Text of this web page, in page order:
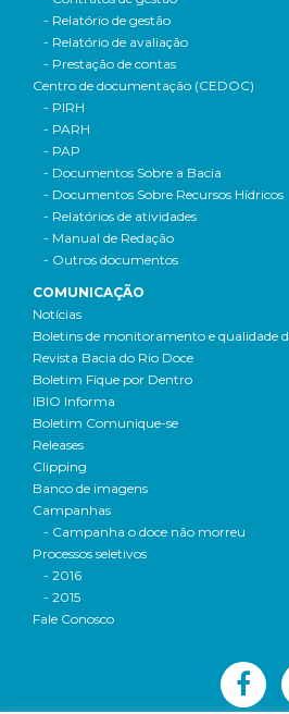
- Relatório de gestão
- Relatório de avaliação
- Prestação de contas
Centro de documentação (CEDOC)
- PIRH
- PARH
- PAP
- Documentos Sobre a Bacia
- Documentos Sobre Recursos Hídricos
- Relatórios de atividades
- Manual de Redação
- Outros documentos
COMUNICAÇÃO
Notícias
Boletins de monitoramento e qualidade
Revista Bacia do Rio Doce
Boletim Fique por Dentro
IBIO Informa
Boletim Comunique-se
Releases
Clipping
Banco de imagens
Campanhas
- Campanha o doce não morreu
Processos seletivos
- 2016
- 2015
Fale Conosco